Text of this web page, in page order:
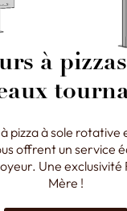
à
pizza à sole rotative
offrent un service
Une
Mère !